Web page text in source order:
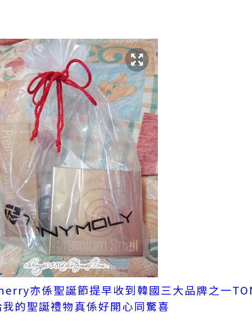
亦係聖誕節提早收到韓國三大品牌之一
我的聖誕禮物真係好開心同驚喜